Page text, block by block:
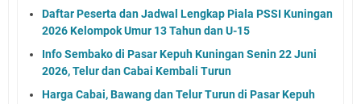
Daftar Peserta dan Jadwal Lengkap Piala PSSI Kuningan
2026 Kelompok Umur 13 Tahun dan U-15
Info Sembako di Pasar Kepuh Kuningan Senin 22 Juni
2026, Telur dan Cabai Kembali Turun
Harga Cabai, Bawang dan Telur Turun di Pasar Kepuh